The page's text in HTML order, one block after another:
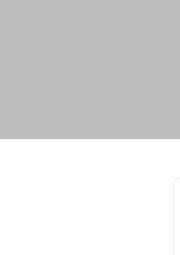
dig en bättre